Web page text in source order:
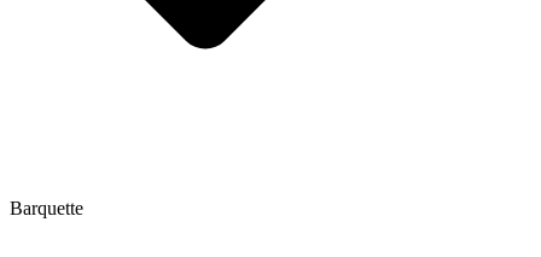
Barquette